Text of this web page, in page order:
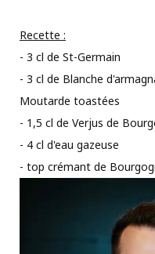
Recette :
- 3 cl de St-Germain
- 3 cl de Blanche
Moutarde toastées
- 1,5 cl de Verjus de
- 4 cl d'eau gazeuse
- top crémant de